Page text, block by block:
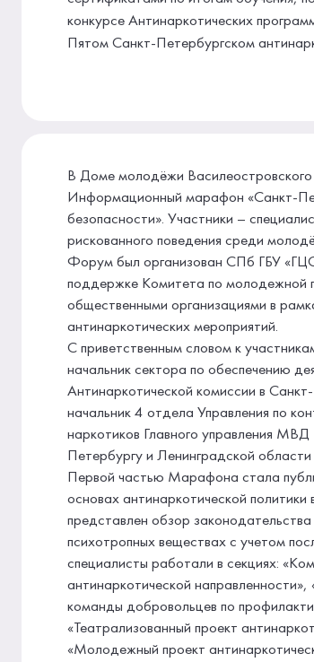
конкурсе Антинаркотических
Пятом Санкт-Петербургском
В Доме молодёжи
Информационный марафон «Санкт-
безопасности». Участники –
рискованного поведения среди
Форум был организован СПб ГБУ
поддержке Комитета по молодежной
общественными организациями в
антинаркотических мероприятий.
С приветственным словом к
начальник сектора по обеспечению
Антинаркотической комиссии в
начальник 4 отдела Управления по
наркотиков Главного управления МВД
Петербургу и Ленинградской
Первой частью Марафона стала
основах антинаркотической
представлен обзор
психотропных веществах с учетом
специалисты работали в секциях:
антинаркотической
команды добровольцев по
«Театрализованный проект
«Молодежный проект